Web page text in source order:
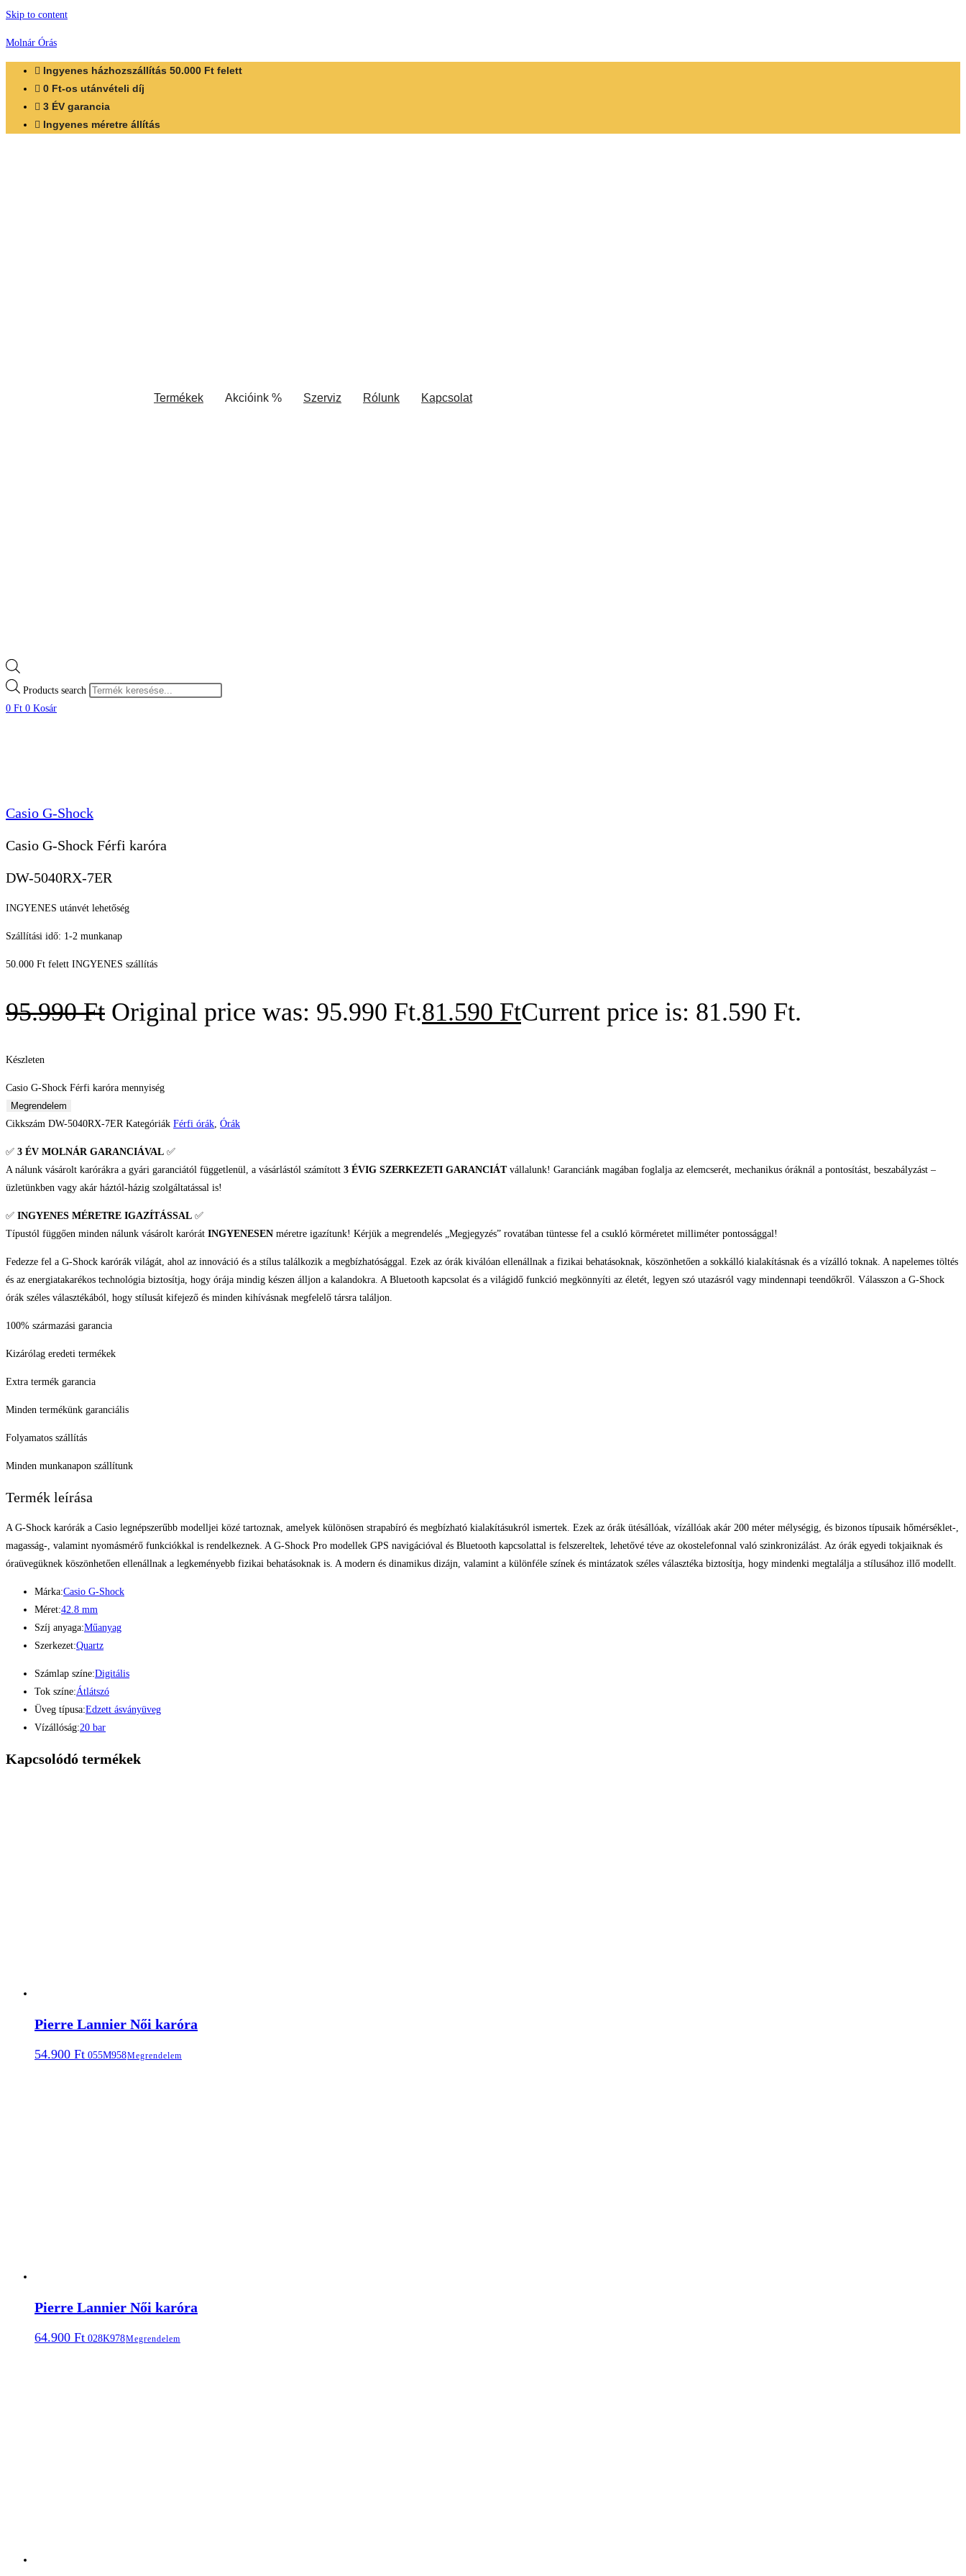
Skip to content
Molnár Órás
Ingyenes házhozszállítás 50.000 Ft felett
0 Ft-os utánvételi díj
3 ÉV garancia
Ingyenes méretre állítás
Termékek Akcióink % Szerviz Rólunk Kapcsolat
Products search
0 Ft 0 Kosár
Casio G-Shock
Casio G-Shock Férfi karóra
DW-5040RX-7ER
INGYENES utánvét lehetőség
Szállítási idő: 1-2 munkanap
50.000 Ft felett INGYENES szállítás
95.990Ft Original price was: 95.990 Ft.81.590 FtCurrent price is: 81.590 Ft.
Készleten
Casio G-Shock Férfi karóra mennyiség
Megrendelem
Cikkszám DW-5040RX-7ER Kategóriák Férfi órák, Órák
✅ 3 ÉV MOLNÁR GARANCIÁVAL ✅
A nálunk vásárolt karórákra a gyári garanciától függetlenül, a vásárlástól számított 3 ÉVIG SZERKEZETI GARANCIÁTvállalunk! Garanciánk magában foglalja az elemcserét, mechanikus óráknál a pontosítást, beszabályzást –
üzletünkben vagy akár háztól-házig szolgáltatással is!
✅ INGYENES MÉRETRE IGAZÍTÁSSAL ✅
Típustól függően minden nálunk vásárolt karórát INGYENESEN méretre igazítunk! Kérjük a megrendelés „Megjegyzés” rovatában tüntesse fel a csukló körméretet milliméter pontossággal!
Fedezze fel a G-Shock karórák világát, ahol az innováció és a stílus találkozik a megbízhatósággal. Ezek az órák kiválóan ellenállnak a fizikai behatásoknak, köszönhetően a sokkálló kialakításnak és a vízálló toknak. A napelemes töltés
és az energiatakarékos technológia biztosítja, hogy órája mindig készen álljon a kalandokra. A Bluetooth kapcsolat és a világidő funkció megkönnyíti az életét, legyen szó utazásról vagy mindennapi teendőkről. Válasszon a G-Shock
órák széles választékából, hogy stílusát kifejező és minden kihívásnak megfelelő társra találjon.
100% származási garancia
Kizárólag eredeti termékek
Extra termék garancia
Minden termékünk garanciális
Folyamatos szállítás
Minden munkanapon szállítunk
Termék leírása
A G-Shock karórák a Casio legnépszerűbb modelljei közé tartoznak, amelyek különösen strapabíró és megbízható kialakításukról ismertek. Ezek az órák ütésállóak, vízállóak akár 200 méter mélységig, és bizonos típusaik hőmérséklet-,
magasság-, valamint nyomásmérő funkciókkal is rendelkeznek. A G-Shock Pro modellek GPS navigációval és Bluetooth kapcsolattal is felszereltek, lehetővé téve az okostelefonnal való szinkronizálást. Az órák egyedi tokjaiknak és
óraüvegüknek köszönhetően ellenállnak a legkeményebb fizikai behatásoknak is. A modern és dinamikus dizájn, valamint a különféle színek és mintázatok széles választéka biztosítja, hogy mindenki megtalálja a stílusához illő modellt.
Márka:Casio G-Shock
Méret:42.8 mm
Szíj anyaga:Műanyag
Szerkezet:Quartz
Számlap színe:Digitális
Tok színe:Átlátszó
Üveg típusa:Edzett ásványüveg
Vízállóság:20 bar
Kapcsolódó termékek
Pierre Lannier Női karóra
54.900 Ft 055M958Megrendelem
Pierre Lannier Női karóra
64.900 Ft 028K978Megrendelem